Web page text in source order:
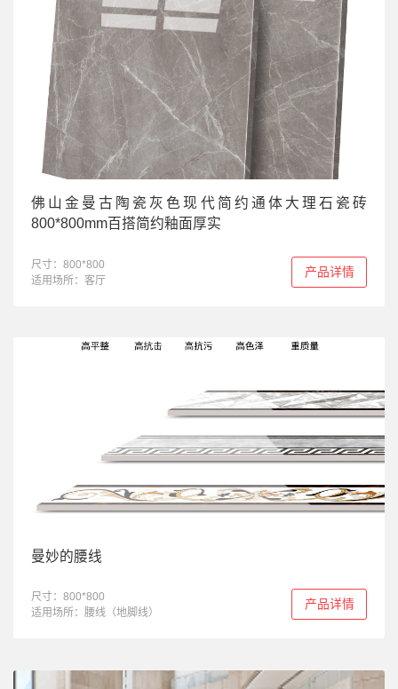
佛山金曼古陶瓷灰色现代简约通体大理石瓷砖
800*800mm百搭简约釉面厚实
尺寸：800*800
适用场所：客厅
产品详情
曼妙的腰线
尺寸：800*800
适用场所：腰线（地脚线）
产品详情